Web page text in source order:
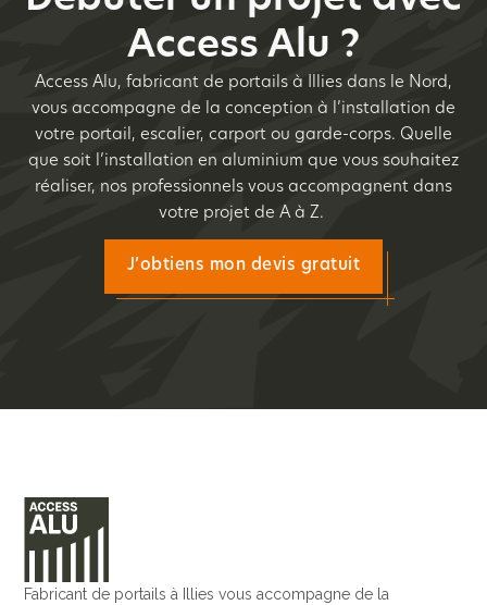
Access Alu ?
Access Alu, fabricant de portails à Illies dans le Nord,
vous accompagne de la conception à l’installation de
votre portail, escalier, carport ou garde-corps. Quelle
que soit l’installation en aluminium que vous souhaitez
réaliser, nos professionnels vous accompagnent dans
votre projet de A à Z.
J’obtiens mon devis gratuit
Fabricant de portails à Illies vous accompagne de la